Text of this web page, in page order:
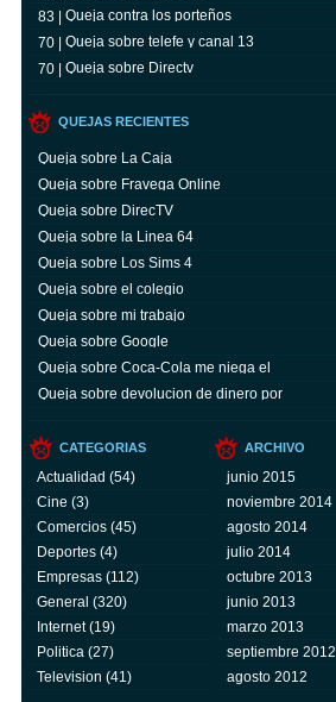
83 | Queja contra los porteños
70 | Queja sobre telefe y canal 13
70 | Queja sobre Directv
QUEJAS RECIENTES
Queja sobre La Caja
Queja sobre Fravega Online
Queja sobre DirecTV
Queja sobre la Linea 64
Queja sobre Los Sims 4
Queja sobre el colegio
Queja sobre mi trabajo
Queja sobre Google
Queja sobre Coca-Cola me niega el
servicio y facturas
Queja sobre devolucion de dinero por
CATEGORIAS ARCHIVO
Actualidad (54)
Cine (3)
Comercios (45)
Deportes (4)
Empresas (112)
General (320)
Internet(19)
Politica (27)
Television (41)
junio 2015
noviembre 2014
agosto 2014
julio 2014
octubre 2013
junio 2013
marzo 2013
septiembre 2012
agosto 2012